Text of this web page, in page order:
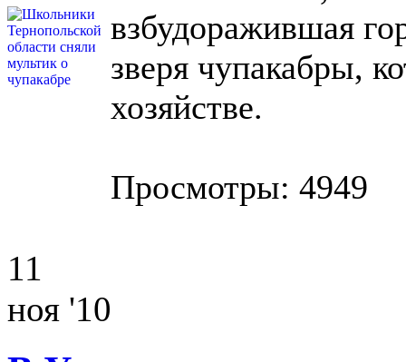
взбудоражившая
зверя чупакабры,
хозяйстве.
Просмотры: 4949
11
ноя '10